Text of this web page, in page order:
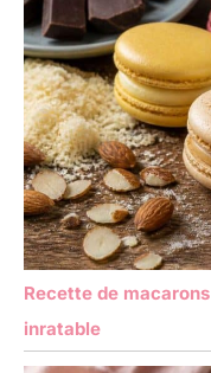
Recette de
inratable